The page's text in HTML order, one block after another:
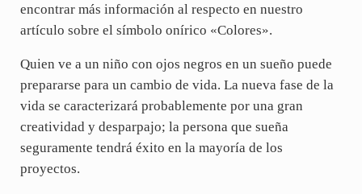
encontrar más información al respecto en nuestro
artículo sobre el símbolo onírico «Colores».
Quien ve a un niño con ojos negros en un sueño puede
prepararse para un cambio de vida. La nueva fase de la
vida se caracterizará probablemente por una gran
creatividad y desparpajo; la persona que sueña
seguramente tendrá éxito en la mayoría de los
proyectos.